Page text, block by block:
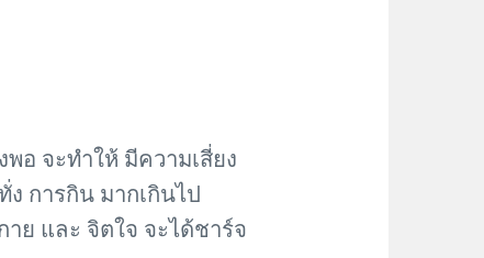
อ จะทำให้ มีความเสี่ยง
ง การกิน มากเกินไป
าย และ จิตใจ จะได้ชาร์จ